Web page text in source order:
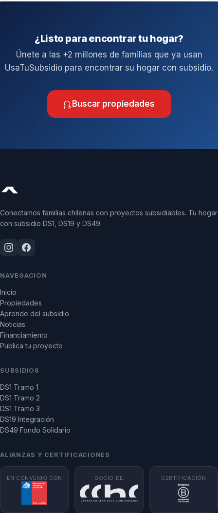
¿Listo para encontrar tu hogar?
Únete a las +2 millones de familias que ya usan
UsaTuSubsidio para encontrar su hogar con subsidio.
Buscar propiedades
Conectamos familias chilenas con proyectos subsidiables. Tu hogar
con subsidio DS1, DS19 y DS49.
NAVEGACIÓN
Inicio
Propiedades
Aprende del subsidio
Noticias
Financiamiento
Publica tu proyecto
SUBSIDIOS
DS1 Tramo 1
DS1 Tramo 2
DS1 Tramo 3
DS19 Integración
DS49 Fondo Solidario
ALIANZAS Y CERTIFICACIONES
EN CONVENIO CON SOCIO DE CERTIFICACIÓN